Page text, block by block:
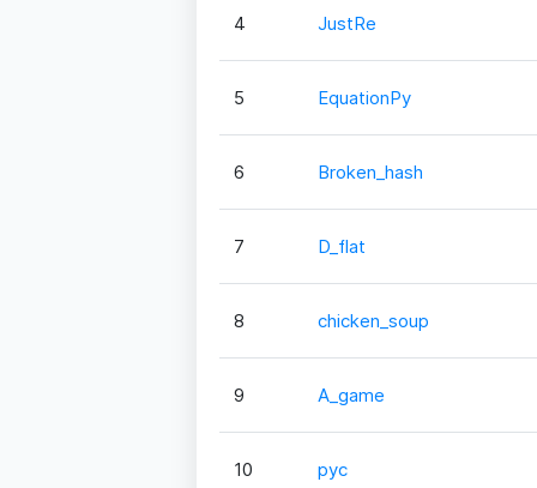
4 JustRe
5 EquationPy
6 Broken_hash
7 D_flat
8 chicken_soup
9 A_game
10 pyc